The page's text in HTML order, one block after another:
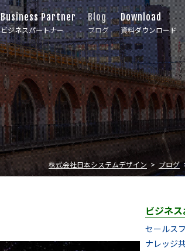
Business Partner
ビジネスパートナー
Blog
ブログ
Download
資料ダウンロード
株式会社日本システムデザイン ブログ
ビジネ
セールス
ナレッジ